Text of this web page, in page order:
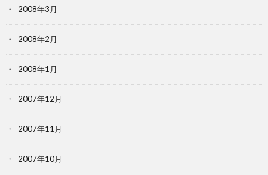
2008年3月
2008年2月
2008年1月
2007年12月
2007年11月
2007年10月